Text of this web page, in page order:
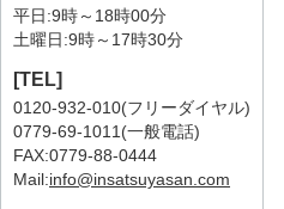
平日:9時～18時00分
土曜日:9時～17時30分
[TEL]
0120-932-010(フリーダイヤル)
0779-69-1011(一般電話)
FAX:0779-88-0444
Mail:info@insatsuyasan.com